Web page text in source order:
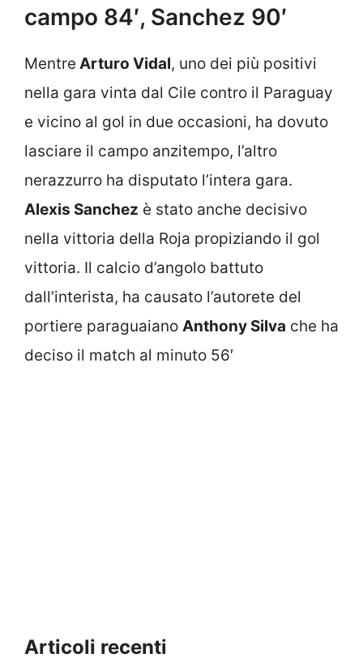
campo 84′, Sanchez 90′
Mentre Arturo Vidal, uno dei più positivi
nella gara vinta dal Cile contro il Paraguay
e vicino al gol in due occasioni, ha dovuto
lasciare il campo anzitempo, l’altro
nerazzurro ha disputato l’intera gara.
Alexis Sanchez è stato anche decisivo
nella vittoria della Roja propiziando il gol
vittoria. Il calcio d’angolo battuto
dall’interista, ha causato l’autorete del
portiere paraguaiano Anthony Silva che ha
deciso il match al minuto 56′
Articoli recenti